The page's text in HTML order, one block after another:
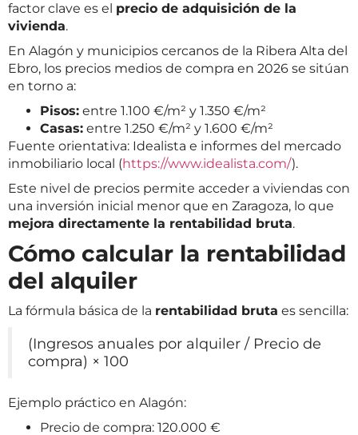
factor clave es el precio de adquisición de la
vivienda.
En Alagón y municipios cercanos de la Ribera Alta del
Ebro, los precios medios de compra en 2026 se sitúan
en torno a:
Pisos: entre 1.100 €/m² y 1.350 €/m²
Casas: entre 1.250 €/m² y 1.600 €/m²
Fuente orientativa: Idealista e informes del mercado
inmobiliario local (https://www.idealista.com/).
Este nivel de precios permite acceder a viviendas con
una inversión inicial menor que en Zaragoza, lo que
mejora directamente la rentabilidad bruta.
Cómo calcular la rentabilidad
del alquiler
La fórmula básica de la rentabilidad bruta es sencilla:
(Ingresos anuales por alquiler / Precio de
compra) × 100
Ejemplo práctico en Alagón:
Precio de compra: 120.000 €